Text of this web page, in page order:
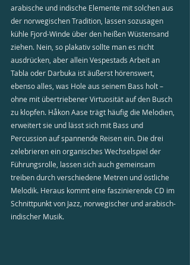
arabische und indische Elemente mit solchen aus
der norwegischen Tradition, lassen sozusagen
kühle Fjord-Winde über den heißen Wüstensand
ziehen. Nein, so plakativ sollte man es nicht
ausdrücken, aber allein Vespestads Arbeit an
Tabla oder Darbuka ist äußerst hörenswert,
ebenso alles, was Hole aus seinem Bass holt –
ohne mit übertriebener Virtuosität auf den Busch
zu klopfen. Håkon Aase trägt häufig die Melodien,
erweitert sie und lässt sich mit Bass und
Percussion auf spannende Reisen ein. Die drei
zelebrieren ein organisches Wechselspiel der
Führungsrolle, lassen sich auch gemeinsam
treiben durch verschiedene Metren und östliche
Melodik. Heraus kommt eine faszinierende CD im
Schnittpunkt von Jazz, norwegischer und arabisch-
indischer Musik.